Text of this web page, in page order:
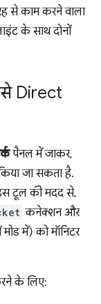
से काम करने वाला
के साथ दोनों
Direct
पैनल में जाकर,
जा सकता है.
टूल की मदद से,
कनेक्शन और
में) को मॉनिटर
के लिए: